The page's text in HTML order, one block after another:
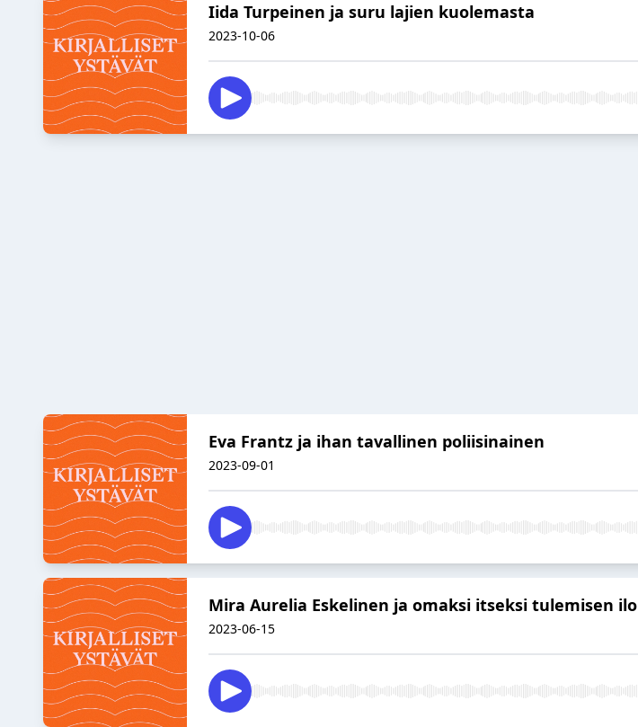
Iida Turpeinen ja suru lajien kuolemasta
2023-10-06
Eva Frantz ja ihan tavallinen poliisinainen
2023-09-01
Mira Aurelia Eskelinen ja omaksi itseksi tulemisen ilo
2023-06-15